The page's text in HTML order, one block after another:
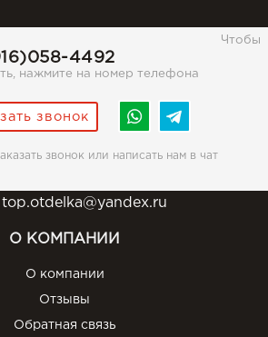
4492
Чтобы
нажмите на номер телефона
звонок
звонок или написать нам в чат
top.otdelka@yandex.ru
О КОМПАНИИ
О компании
Отзывы
Обратная связь